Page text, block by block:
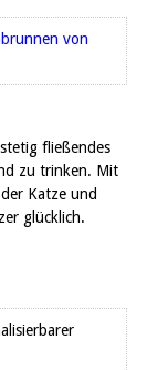
fließendes
zu trinken. Mit
Katze und
glücklich.